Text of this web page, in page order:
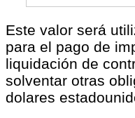
Este valor será
para el pago de
liquidación de
solventar otras
dolares